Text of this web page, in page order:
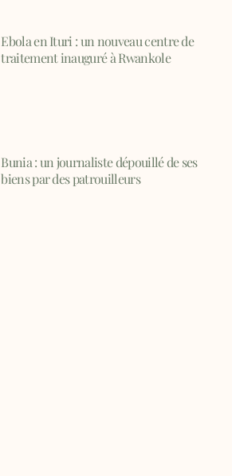
Ebola en Ituri : un nouveau centre de
traitement inauguré à Rwankole
Bunia : un journaliste dépouillé de ses
biens par des patrouilleurs